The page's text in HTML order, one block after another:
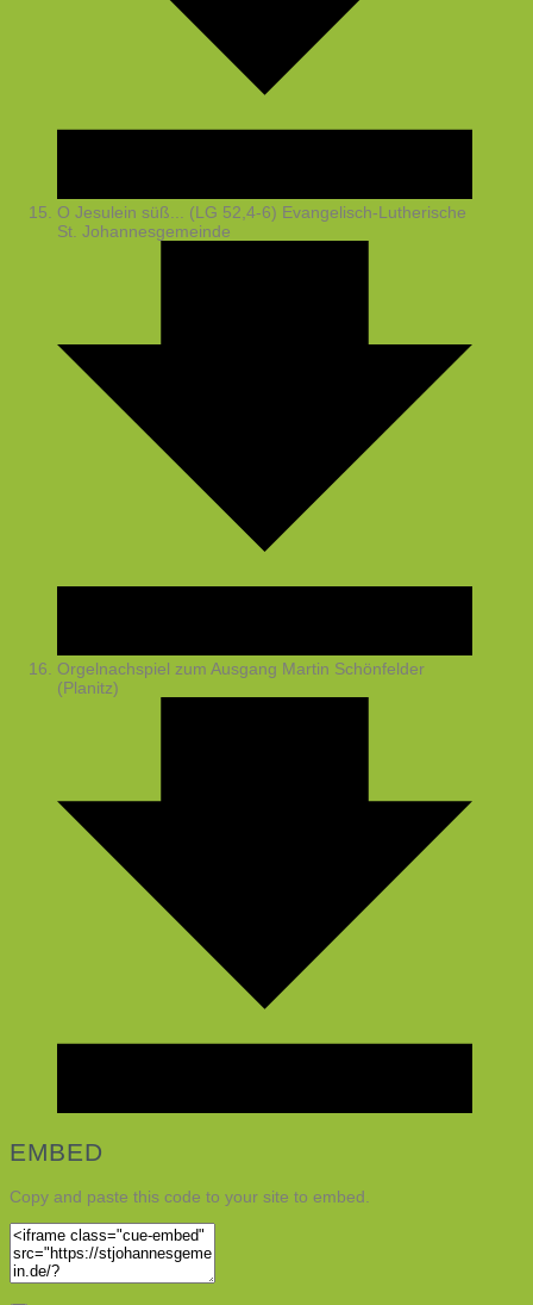
O Jesulein süß... (LG 52,4-6) Evangelisch-Lutherische
St. Johannesgemeinde
Orgelnachspiel zum Ausgang Martin Schönfelder
(Planitz)
EMBED
Copy and paste this code to your site to embed.